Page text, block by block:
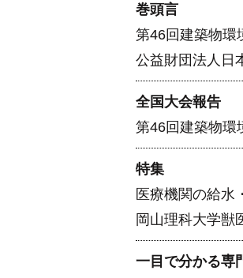
巻頭言
第46回建築物環
公益財団法人
全国大会報告
第46回建築物
特集
医療機関の給水
岡山理科大学
一目で分かる専